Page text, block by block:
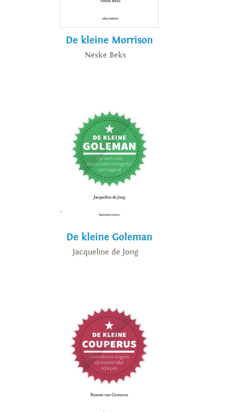
De kleine Morrison
Neske Beks
De kleine Goleman
Jacqueline de Jong